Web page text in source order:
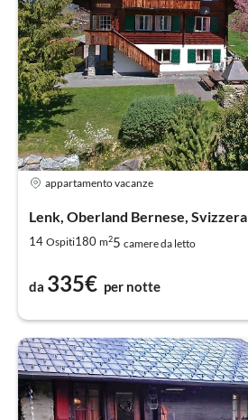
appartamento vacanze
Lenk, Oberland Bernese, Svizzera
14 Ospiti180 m25 camere da letto
da 335€ per notte